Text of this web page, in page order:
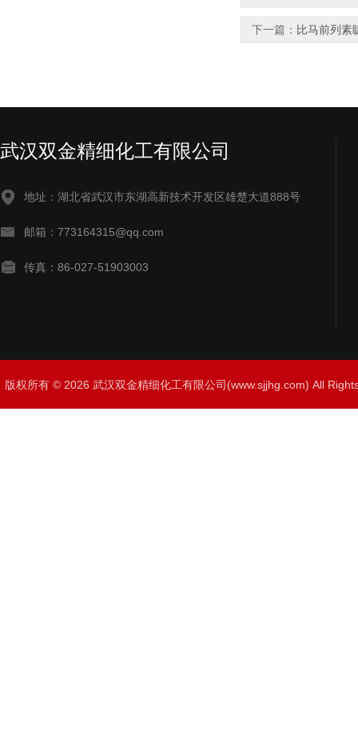
下一篇： 比马前列素
武汉双金精细化工有限公司
地址：湖北省武汉市东湖高新技术开发区雄楚大道888号
邮箱：773164315@qq.com
传真：86-027-51903003
版权所有 © 2026 武汉双金精细化工有限公司(www.sjjhg.com) All